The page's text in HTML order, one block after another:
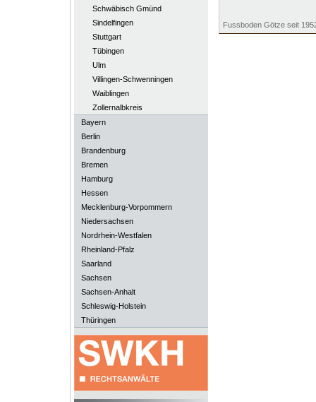
Schwäbisch Gmünd
Sindelfingen
Stuttgart
Tübingen
Ulm
Villingen-Schwenningen
Waiblingen
Zollernalbkreis
Bayern
Berlin
Brandenburg
Bremen
Hamburg
Hessen
Mecklenburg-Vorpommern
Niedersachsen
Nordrhein-Westfalen
Rheinland-Pfalz
Saarland
Sachsen
Sachsen-Anhalt
Schleswig-Holstein
Thüringen
Fussboden Götze seit